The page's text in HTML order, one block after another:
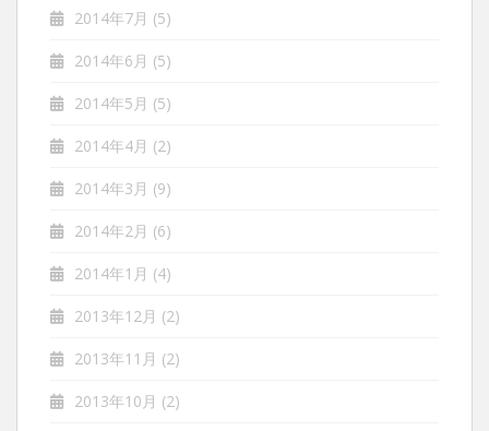
2014年7月 (5)
2014年6月 (5)
2014年5月 (5)
2014年4月 (2)
2014年3月 (9)
2014年2月 (6)
2014年1月 (4)
2013年12月 (2)
2013年11月 (2)
2013年10月 (2)